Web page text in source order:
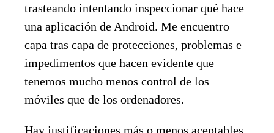
trasteando intentando inspeccionar qué hace
una aplicación de Android. Me encuentro
capa tras capa de protecciones, problemas e
impedimentos que hacen evidente que
tenemos mucho menos control de los
móviles que de los ordenadores.
Hay justificaciones más o menos aceptables